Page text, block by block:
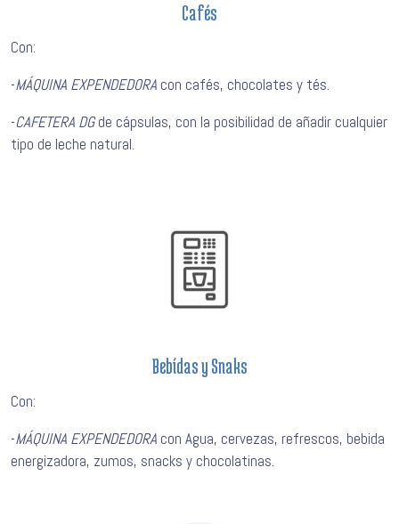
Cafés
Con:
-MÁQUINA EXPENDEDORA con cafés, chocolates y tés.
-CAFETERA DGde cápsulas, con la posibilidad de añadir cualquier
tipo de leche natural.
Bebídas y Snaks
Con:
-MÁQUINA EXPENDEDORA con Agua, cervezas, refrescos, bebida
energizadora, zumos, snacks y chocolatinas.